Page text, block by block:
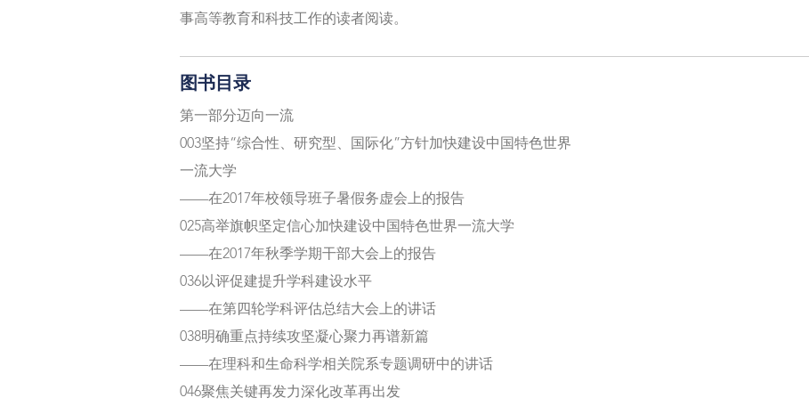
事高等教育和科技工作的读者阅读。
图书目录
第一部分迈向一流
003坚持“综合性、研究型、国际化”方针加快建设中国特色世界
一流大学
——在2017年校领导班子暑假务虚会上的报告
025高举旗帜坚定信心加快建设中国特色世界一流大学
——在2017年秋季学期干部大会上的报告
036以评促建提升学科建设水平
——在第四轮学科评估总结大会上的讲话
038明确重点持续攻坚凝心聚力再谱新篇
——在理科和生命科学相关院系专题调研中的讲话
046聚焦关键再发力深化改革再出发